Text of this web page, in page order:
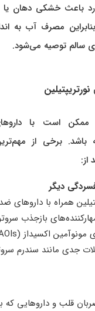
باعث خشکی دهان یا
مصرف آب به
سالم توصیه می‌شود.
ممکن است با
باشد. برخی از
از:
دیگر
همراه با داروهای
جدی مانند سندرم
قلب و داروهایی که